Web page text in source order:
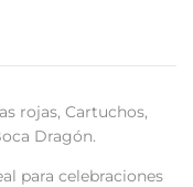
rojas, Cartuchos,
Dragón.
para celebraciones